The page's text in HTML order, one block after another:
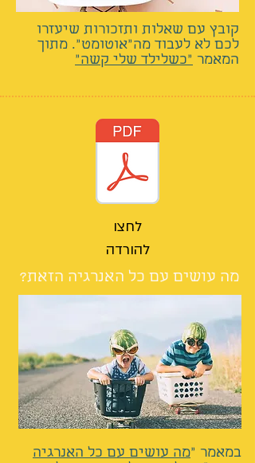
קובץ עם שאלות ותזכורות שיעזרו
לכם לא לעבוד מה"אוטומט". מתוך
המאמר "כשלילד שלי קשה"
לחצו
להורדה
מה עושים עם כל האנרגיה הזאת?
במאמר "מה עושים עם כל האנרגיה